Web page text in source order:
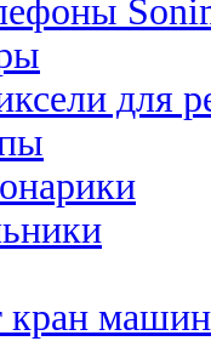
для
кран